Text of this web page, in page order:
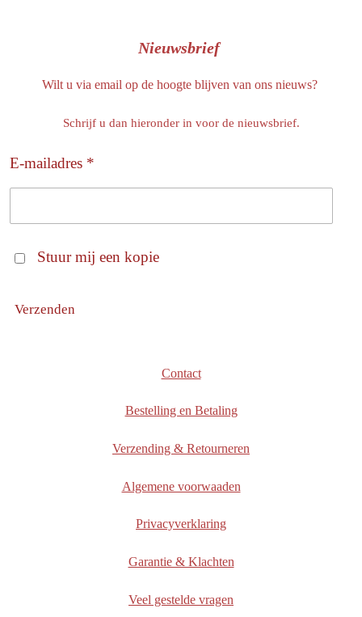
Nieuwsbrief
Wilt u via email op de hoogte blijven van ons nieuws?
Schrijf u dan hieronder in voor de nieuwsbrief.
E-mailadres *
Stuur mij een kopie
Verzenden
Contact
Bestelling en Betaling
Verzending & Retourneren
Algemene voorwaaden
Privacyverklaring
Garantie & Klachten
Veel gestelde vragen